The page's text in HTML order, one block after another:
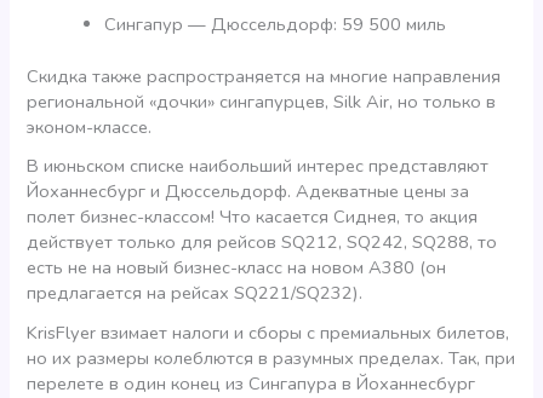
Сингапур — Дюссельдорф: 59 500 миль
Скидка также распространяется на многие направления
региональной «дочки» сингапурцев, Silk Air, но только в
эконом-классе.
В июньском списке наибольший интерес представляют
Йоханнесбург и Дюссельдорф. Адекватные цены за
полет бизнес-классом! Что касается Сиднея, то акция
действует только для рейсов SQ212, SQ242, SQ288, то
есть не на новый бизнес-класс на новом А380 (он
предлагается на рейсах SQ221/SQ232).
KrisFlyer взимает налоги и сборы с премиальных билетов,
но их размеры колеблются в разумных пределах. Так, при
перелете в один конец из Сингапура в Йоханнесбург